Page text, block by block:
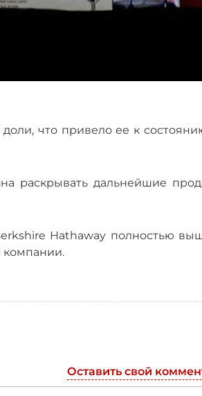
что привело ее к
раскрывать дальнейшие
Hathaway полностью
компании.
Оставить свой